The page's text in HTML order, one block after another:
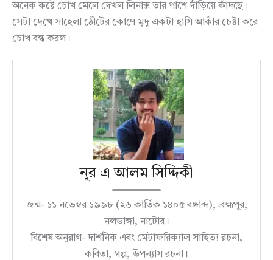
অনেক কষ্টে চোখ মেলে দেখল লিনাক্স তার পাশে দাঁড়িয়ে কাঁদছে।
সেটা দেখে সাহেলা ঠোঁটের কোণে মৃদু একটা হাসি আকাঁর চেষ্টা করে
চোখ বন্ধ করল।
নূর এ আলম সিদ্দিকী
জন্ম- ১১ নভেম্বর ১৯৯৮ (২৬ কার্তিক ১৪০৫ বঙ্গাব্দ), ব্রহ্মপুর,
নলডাঙ্গা, নাটোর।
বিশেষ অনুরাগ- দার্শনিক এবং মেটাফরিক্যাল সাহিত্য রচনা,
কবিতা, গল্প, উপন্যাস রচনা।